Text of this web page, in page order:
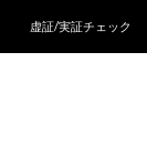
虚証/実証チェック